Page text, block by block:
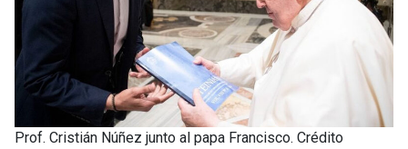
Prof. Cristián Núñez junto al papa Francisco. Crédito